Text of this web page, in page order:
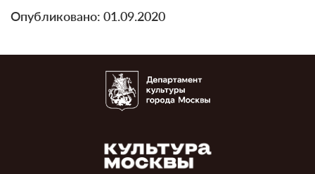
Опубликовано: 01.09.2020